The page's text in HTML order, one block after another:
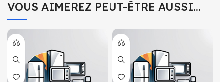
VOUS AIMEREZ PEUT-ÊTRE AUSSI…